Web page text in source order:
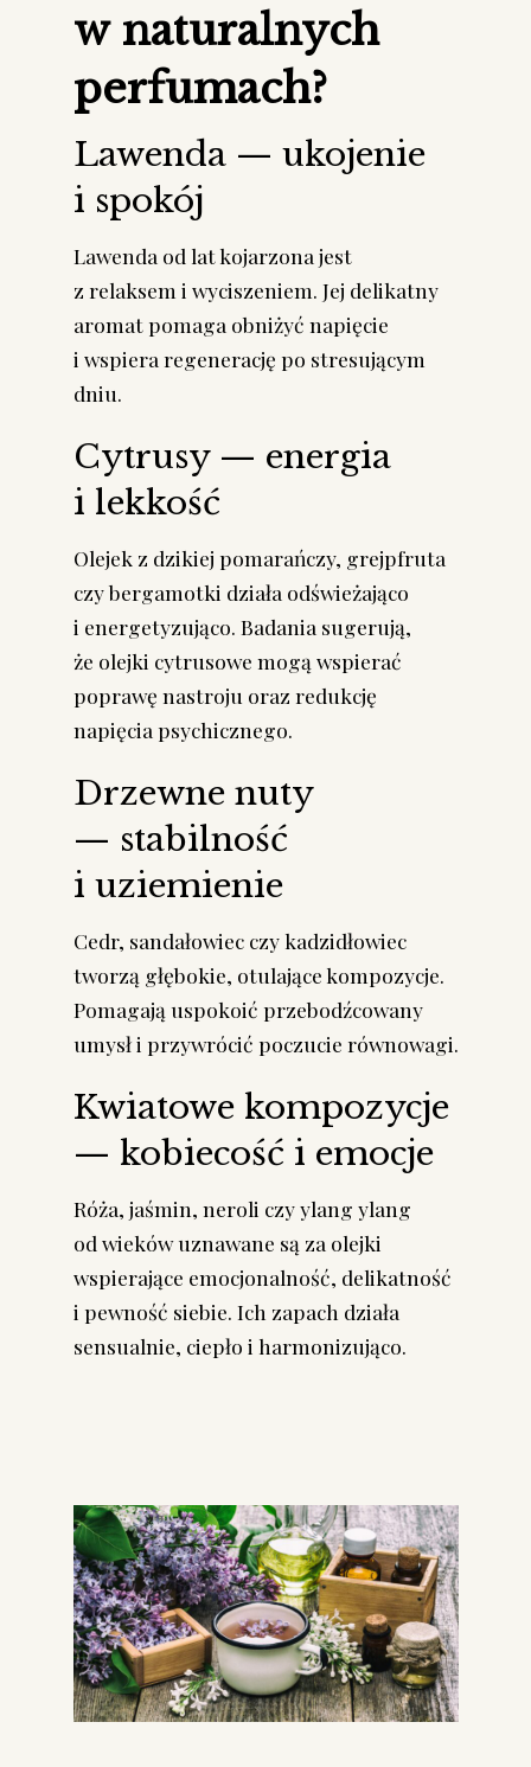
w naturalnych
perfumach?
Lawenda — ukojenie
i spokój
Lawenda od lat kojarzona jest
z relaksem i wyciszeniem. Jej delikatny
aromat pomaga obniżyć napięcie
i wspiera regenerację po stresującym
dniu.
Cytrusy — energia
i lekkość
Olejek z dzikiej pomarańczy, grejpfruta
czy bergamotki działa odświeżająco
i energetyzująco. Badania sugerują,
że olejki cytrusowe mogą wspierać
poprawę nastroju oraz redukcję
napięcia psychicznego.
Drzewne nuty
— stabilność
i uziemienie
Cedr, sandałowiec czy kadzidłowiec
tworzą głębokie, otulające kompozycje.
Pomagają uspokoić przebodźcowany
umysł i przywrócić poczucie równowagi.
Kwiatowe kompozycje
— kobiecość i emocje
Róża, jaśmin, neroli czy ylang ylang
od wieków uznawane są za olejki
wspierające emocjonalność, delikatność
i pewność siebie. Ich zapach działa
sensualnie, ciepło i harmonizująco.